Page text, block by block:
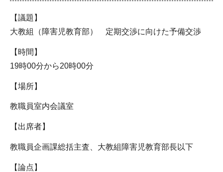
【議題】
大教組（障害児教育部） 定期交渉に向けた予備交渉
【時間】
19時00分から20時00分
【場所】
教職員室内会議室
【出席者】
教職員企画課総括主査、大教組障害児教育部長以下
【論点】